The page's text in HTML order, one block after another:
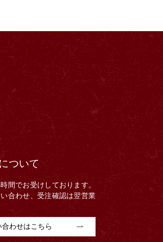
ついて
間でお受けしております。
合わせ、受注確認は翌営業
合わせはこちら